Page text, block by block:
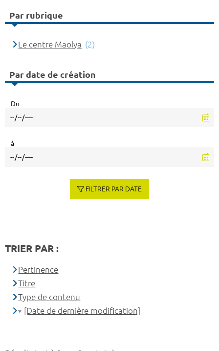
Par rubrique
Le centre Maolya (2)
Par date de création
Du
à
FILTRER PAR DATE
TRIER PAR :
Pertinence
Titre
Type de contenu
[Date de dernière modification]